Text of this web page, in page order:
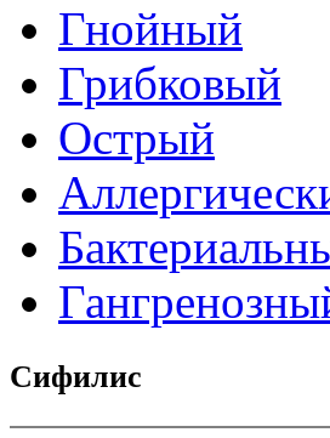
Гнойный
Грибковый
Острый
Сифилис